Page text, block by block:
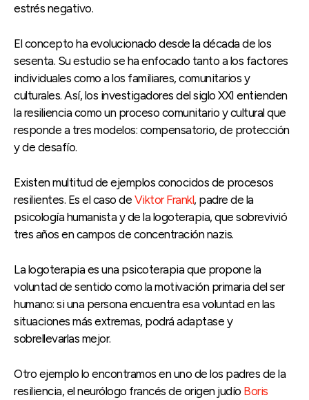
estrés negativo.
El concepto ha evolucionado desde la década de los
sesenta. Su estudio se ha enfocado tanto a los factores
individuales como a los familiares, comunitarios y
culturales. Así, los investigadores del siglo XXI entienden
la resiliencia como un proceso comunitario y cultural que
responde a tres modelos: compensatorio, de protección
y de desafío.
Existen multitud de ejemplos conocidos de procesos
resilientes. Es el caso de Viktor Frankl, padre de la
psicología humanista y de la logoterapia, que sobrevivió
tres años en campos de concentración nazis.
La logoterapia es una psicoterapia que propone la
voluntad de sentido como la motivación primaria del ser
humano: si una persona encuentra esa voluntad en las
situaciones más extremas, podrá adaptase y
sobrellevarlas mejor.
Otro ejemplo lo encontramos en uno de los padres de la
resiliencia, el neurólogo francés de origen judío Boris